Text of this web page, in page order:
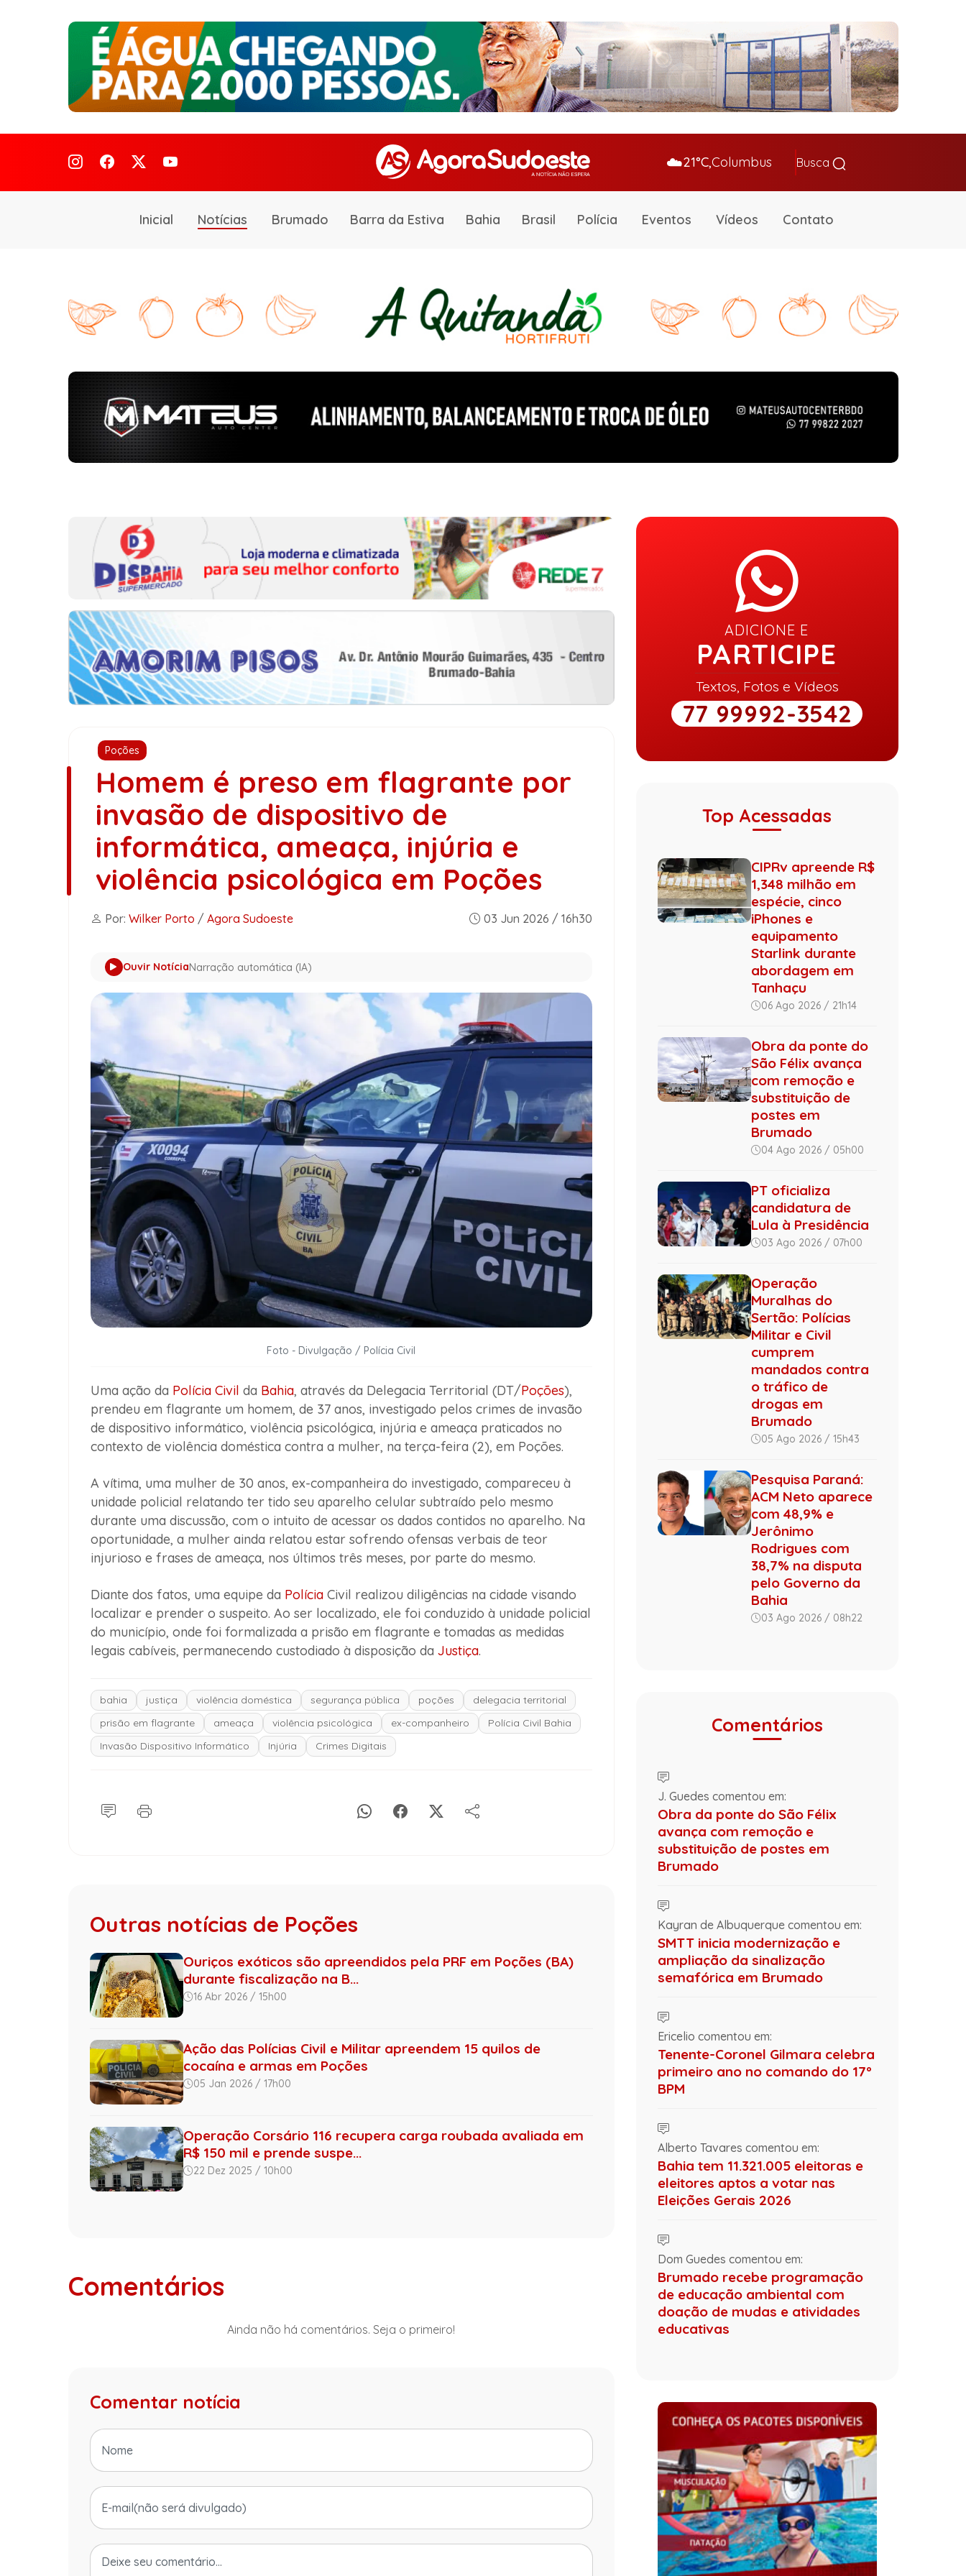
☁️21°C,Columbus Busca
Inicial Notícias Brumado Barra da Estiva Bahia Brasil Polícia Eventos Vídeos Contato
Poções
Homem é preso em flagrante por
invasão de dispositivo de
informática, ameaça, injúria e
violência psicológica em Poções
Por: Wilker Porto / Agora Sudoeste 03 Jun 2026 / 16h30
Ouvir NotíciaNarração automática (IA)
Foto - Divulgação / Polícia Civil
Uma ação da Polícia Civil da Bahia, através da Delegacia Territorial (DT/Poções),
prendeu em flagrante um homem, de 37 anos, investigado pelos crimes de invasão
de dispositivo informático, violência psicológica, injúria e ameaça praticados no
contexto de violência doméstica contra a mulher, na terça-feira (2), em Poções.
A vítima, uma mulher de 30 anos, ex-companheira do investigado, compareceu à
unidade policial relatando ter tido seu aparelho celular subtraído pelo mesmo
durante uma discussão, com o intuito de acessar os dados contidos no aparelho. Na
oportunidade, a mulher ainda relatou estar sofrendo ofensas verbais de teor
injurioso e frases de ameaça, nos últimos três meses, por parte do mesmo.
Diante dos fatos, uma equipe da PolíciaCivil realizou diligências na cidade visando
localizar e prender o suspeito. Ao ser localizado, ele foi conduzido à unidade policial
do município, onde foi formalizada a prisão em flagrante e tomadas as medidas
legais cabíveis, permanecendo custodiado à disposição da Justiça.
bahia justiça violência doméstica segurança pública poções
delegacia territorial
prisão em flagrante
ameaça violência psicológica ex-companheiro
Polícia Civil Bahia
Invasão Dispositivo Informático
Injúria Crimes Digitais
Outras notícias de Poções
Ouriços exóticos são apreendidos pela PRF em Poções (BA)
durante fiscalização na B...
16 Abr 2026 / 15h00
Ação das Polícias Civil e Militar apreendem 15 quilos de
cocaína e armas em Poções
05 Jan 2026 / 17h00
Operação Corsário 116 recupera carga roubada avaliada em
R$ 150 mil e prende suspe...
22 Dez 2025 / 10h00
Comentários
Ainda não há comentários. Seja o primeiro!
Comentar notícia
ADICIONE E
PARTICIPE
Textos, Fotos e Vídeos
77 99992-3542
Top Acessadas
CIPRv apreende R$
1,348 milhão em
espécie, cinco
iPhones e
equipamento
Starlink durante
abordagem em
Tanhaçu
06 Ago 2026 / 21h14
Obra da ponte do
São Félix avança
com remoção e
substituição de
postes em
Brumado
04 Ago 2026 / 05h00
PT oficializa
candidatura de
Lula à Presidência
03 Ago 2026 / 07h00
Operação
Muralhas do
Sertão: Polícias
Militar e Civil
cumprem
mandados contra
o tráfico de
drogas em
Brumado
05 Ago 2026 / 15h43
Pesquisa Paraná:
ACM Neto aparece
com 48,9% e
Jerônimo
Rodrigues com
38,7% na disputa
pelo Governo da
Bahia
03 Ago 2026 / 08h22
Comentários
J. Guedes comentou em:
Obra da ponte do São Félix
avança com remoção e
substituição de postes em
Brumado
Kayran de Albuquerque comentou em:
SMTT inicia modernização e
ampliação da sinalização
semafórica em Brumado
Ericelio comentou em:
Tenente-Coronel Gilmara celebra
primeiro ano no comando do 17º
BPM
Alberto Tavares comentou em:
Bahia tem 11.321.005 eleitoras e
eleitores aptos a votar nas
Eleições Gerais 2026
Dom Guedes comentou em:
Brumado recebe programação
de educação ambiental com
doação de mudas e atividades
educativas